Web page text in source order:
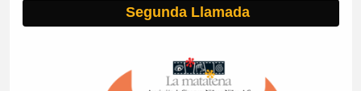
Segunda Llamada